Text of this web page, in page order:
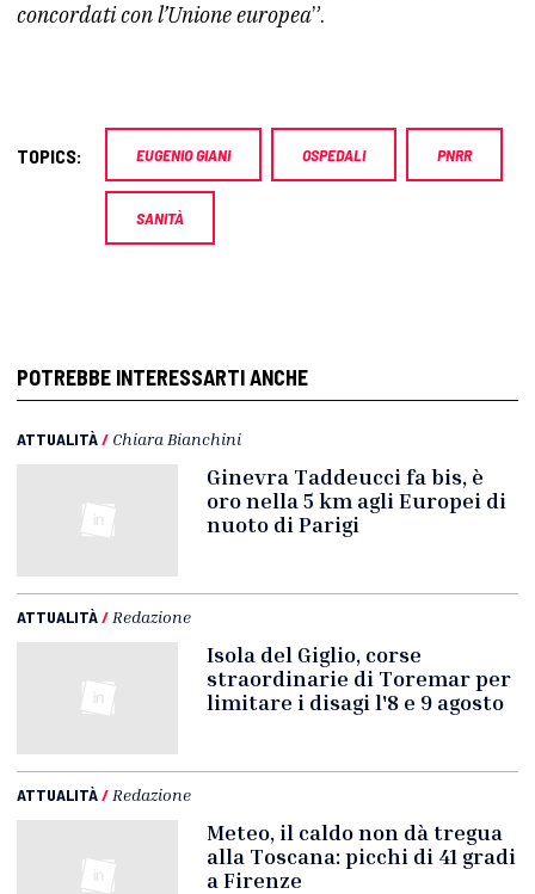
concordati con l’Unione europea”.
TOPICS: EUGENIO GIANI OSPEDALI PNRR
SANITÀ
POTREBBE INTERESSARTI ANCHE
ATTUALITÀ/ Chiara Bianchini
Ginevra Taddeucci fa bis, è
oro nella 5 km agli Europei di
nuoto di Parigi
ATTUALITÀ/ Redazione
Isola del Giglio, corse
straordinarie di Toremar per
limitare i disagi l'8 e 9 agosto
ATTUALITÀ/ Redazione
Meteo, il caldo non dà tregua
alla Toscana: picchi di 41 gradi
a Firenze